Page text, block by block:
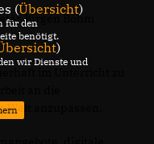
Jürgen Böhm
im Unterricht zu
anzupassen.
(Übersicht)
für den
benötigt.
)
wir Dienste und